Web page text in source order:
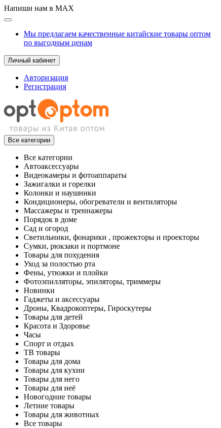
Напиши нам в MAX
Мы предлагаем качественные китайские товары оптом
по выгодным ценам
Личный кабинет
Авторизация
Регистрация
Все категории
Все категории
Автоаксессуары
Видеокамеры и фотоаппараты
Зажигалки и горелки
Колонки и наушники
Кондиционеры, обогреватели и вентиляторы
Массажеры и треннажеры
Порядок в доме
Сад и огород
Светильники, фонарики , прожекторы и проекторы
Сумки, рюкзаки и портмоне
Товары для похудения
Уход за полостью рта
Фены, утюжки и плойки
Фотоэпилляторы, эпиляторы, триммеры
Новинки
Гаджеты и аксессуары
Дроны, Квадрокоптеры, Гироскутеры
Товары для детей
Красота и Здоровье
Часы
Спорт и отдых
ТВ товары
Товары для дома
Товары для кухни
Товары для него
Товары для неё
Новогодние товары
Летние товары
Товары для животных
Все товары